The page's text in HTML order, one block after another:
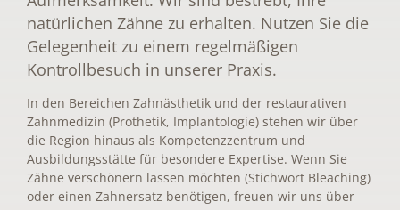
natürlichen Zähne zu erhalten. Nutzen Sie die
Gelegenheit zu einem regelmäßigen
Kontrollbesuch in unserer Praxis.
In den Bereichen Zahnästhetik und der restaurativen
Zahnmedizin (Prothetik, Implantologie) stehen wir über
die Region hinaus als Kompetenzzentrum und
Ausbildungsstätte für besondere Expertise. Wenn Sie
Zähne verschönern lassen möchten (Stichwort Bleaching)
oder einen Zahnersatz benötigen, freuen wir uns über